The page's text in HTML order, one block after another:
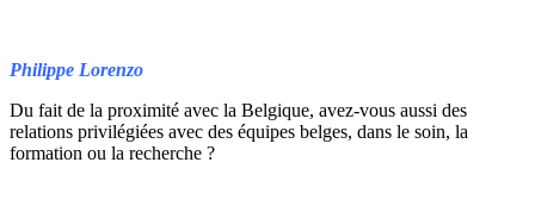
Philippe Lorenzo
Du fait de la proximité avec la Belgique, avez-vous aussi des
relations privilégiées avec des équipes belges, dans le soin, la
formation ou la recherche ?